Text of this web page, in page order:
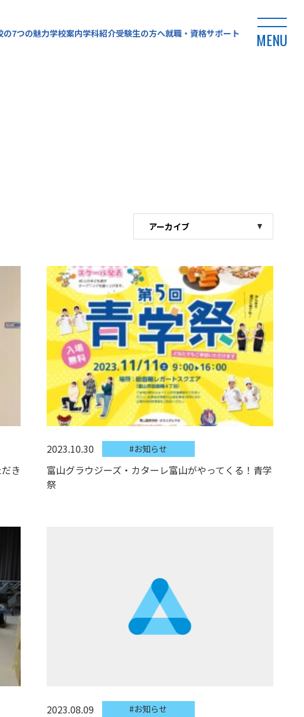
の7つの魅力学校案内学科紹介受験生の方へ就職・資格サポート MENU
き
2023.10.30 #お知らせ
富山グラウジーズ・カターレ富山がやってくる！青学
祭
2023.08.09 #お知らせ